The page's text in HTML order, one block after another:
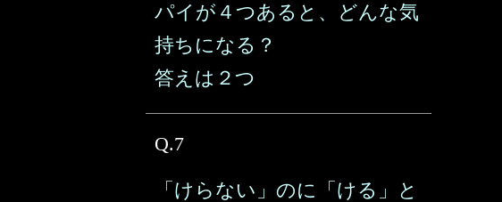
パイが４つあると、どんな気
持ちになる？
答えは２つ
Q.7
「けらない」のに「ける」と